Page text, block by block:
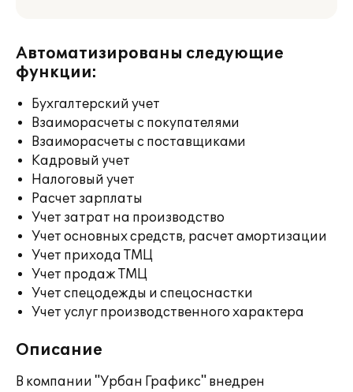
Автоматизированы следующие
функции:
Бухгалтерский учет
Взаиморасчеты с покупателями
Взаиморасчеты с поставщиками
Кадровый учет
Налоговый учет
Расчет зарплаты
Учет затрат на производство
Учет основных средств, расчет амортизации
Учет прихода ТМЦ
Учет продаж ТМЦ
Учет спецодежды и спецоснастки
Учет услуг производственного характера
Описание
В компании "Урбан Графикс" внедрен